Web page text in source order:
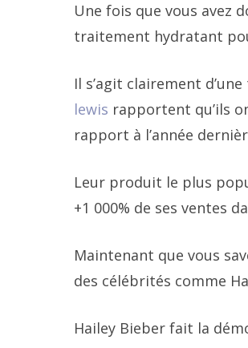
Une fois que vous avez
traitement hydratant
Il s’agit clairement
lewis rapportent qu’ils
rapport à l’année
Leur produit le plus
+1 000% de ses ventes
Maintenant que vous
des célébrités comme
Hailey Bieber fait la